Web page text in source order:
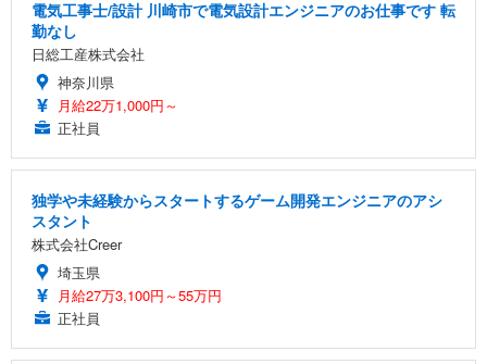
電気工事士/設計 川崎市で電気設計エンジニアのお仕事です 転
勤なし
日総工産株式会社
神奈川県
月給22万1,000円～
正社員
独学や未経験からスタートするゲーム開発エンジニアのアシ
スタント
株式会社Creer
埼玉県
月給27万3,100円～55万円
正社員